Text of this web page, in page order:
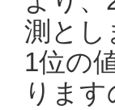
測とし
1位の
りま